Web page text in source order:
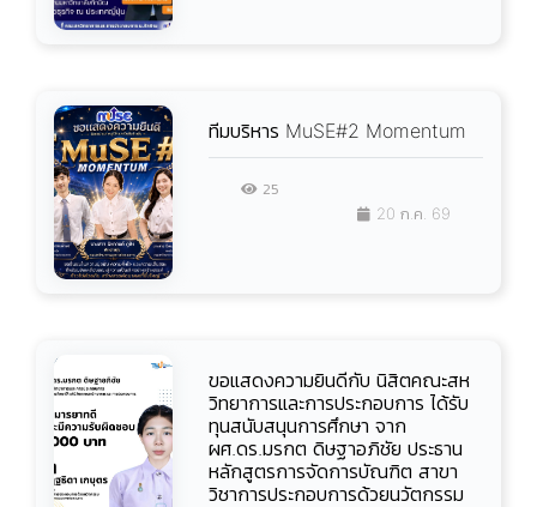
ทีมบริหาร MuSE#2 Momentum
25
20 ก.ค. 69
ขอแสดงความยินดีกับ นิสิตคณะสห
วิทยาการและการประกอบการ ได้รับ
ทุนสนับสนุนการศึกษา จาก
ผศ.ดร.มรกต ดิษฐาอภิชัย ประธาน
หลักสูตรการจัดการบัณฑิต สาขา
วิชาการประกอบการด้วยนวัตกรรม